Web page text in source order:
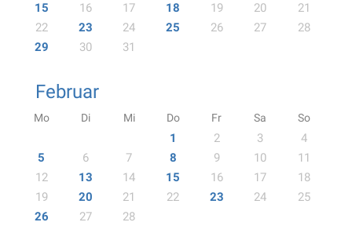
15
16 17 18 19 20
21
22
23 24 25 26 27
28
29
30 31
Februar
Mo Di Mi Do Fr Sa So
1 2 3
4
5
6 7 8 9 10
11
12
13 14 15 16 17
18
19
20 21 22 23 24
25
26
27 28